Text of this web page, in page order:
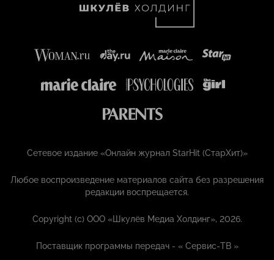
Сетевое издание «Онлайн журнал StarHit (СтарХит)»
Любое воспроизведение материалов сайта без разрешения
редакции воспрещается.
Copyright (с) ООО «Шкулёв Медиа Холдинг», 2026.
Поставщик программы передач - «Сервис-ТВ »